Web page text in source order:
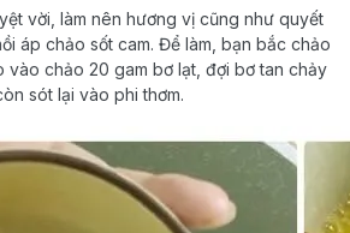
vời, làm nên hương vị cũng như quyết
áp chảo sốt cam. Để làm, bạn bắc chảo
vào chảo 20 gam bơ lạt, đợi bơ tan chảy
sót lại vào phi thơm.